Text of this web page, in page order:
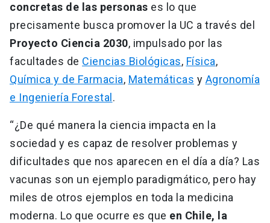
concretas de las personas es lo que
precisamente busca promover la UC a través del
Proyecto Ciencia 2030, impulsado por las
facultades de Ciencias Biológicas, Física,
Química y de Farmacia, Matemáticas y Agronomía
e Ingeniería Forestal .
“¿De qué manera la ciencia impacta en la
sociedad y es capaz de resolver problemas y
dificultades que nos aparecen en el día a día? Las
vacunas son un ejemplo paradigmático, pero hay
miles de otros ejemplos en toda la medicina
moderna. Lo que ocurre es que en Chile, la